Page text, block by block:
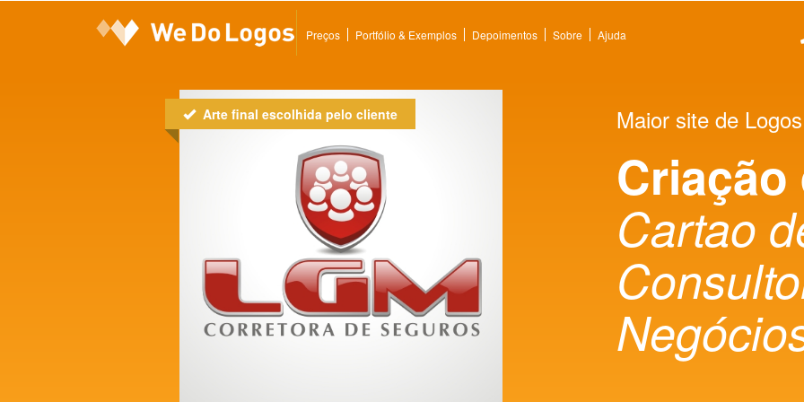
Preços Portfólio & Exemplos Depoimentos Sobre Ajuda
Arte final escolhida pelo cliente Maior site de
Criação
Cartao